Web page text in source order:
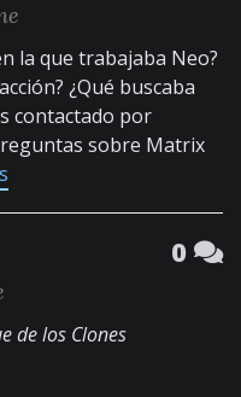
la que trabajaba Neo?
¿Qué buscaba
contactado por
sobre Matrix
0
de los Clones